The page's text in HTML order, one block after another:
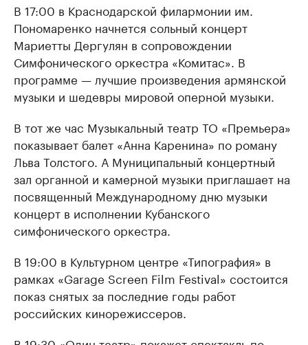
В 17:00 в Краснодарской филармонии им.
Пономаренко начнется сольный концерт
Мариетты Дергулян в сопровождении
Симфонического оркестра «Комитас». В
программе — лучшие произведения армянской
музыки и шедевры мировой оперной музыки.
В тот же час Музыкальный театр ТО «Премьера»
показывает балет «Анна Каренина» по роману
Льва Толстого. А Муниципальный концертный
зал органной и камерной музыки приглашает на
посвященный Международному дню музыки
концерт в исполнении Кубанского
симфонического оркестра.
В 19:00 в Культурном центре «Типография» в
рамках «Garage Screen Film Festival» состоится
показ снятых за последние годы работ
российских кинорежиссеров.